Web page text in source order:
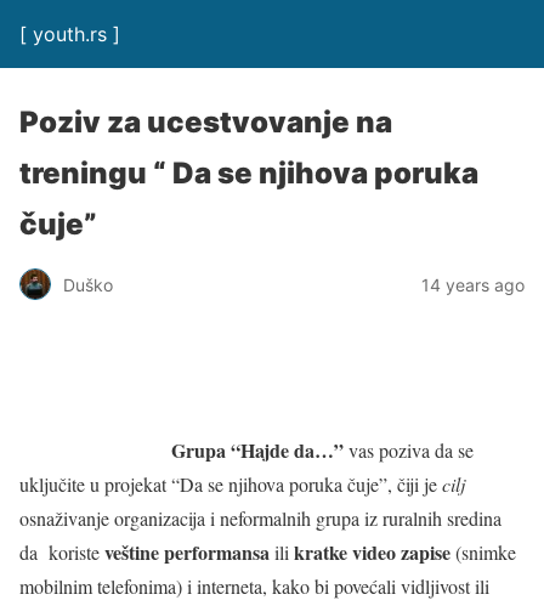
[ youth.rs ]
Poziv za ucestvovanje na
treningu “ Da se njihova poruka
čuje”
Duško 14 years ago
Grupa “Hajde da…”vas poziva da se
uključite u projekat “Da se njihova poruka čuje”, čiji jecilj
osnaživanje organizacija i neformalnih grupa iz ruralnih sredina
da koristeveštine performansaili kratke video zapise(snimke
mobilnim telefonima) i interneta, kako bi povećali vidljivost ili